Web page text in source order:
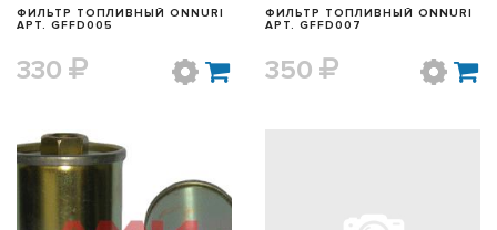
ФИЛЬТР ТОПЛИВНЫЙ ONNURI
АРТ. GFFD005
330
ФИЛЬТР ТОПЛИВНЫЙ ONNURI
АРТ. GFFD007
350